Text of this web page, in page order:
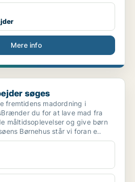
Mere info
søges
fremtidens madordning i
du for at lave mad fra
måltidsoplevelser og give børn
Børnehus står vi foran e..